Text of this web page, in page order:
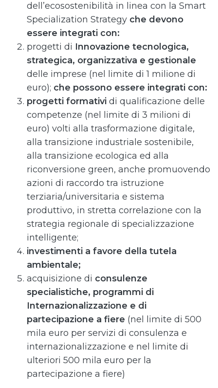
dell’ecosostenibilità in linea con la Smart
Specialization Strategy che devono
essere integrati con:
progetti di Innovazione tecnologica,
strategica, organizzativa e gestionale
delle imprese (nel limite di 1 milione di
euro); che possono essere integrati con:
progetti formativi di qualificazione delle
competenze (nel limite di 3 milioni di
euro) volti alla trasformazione digitale,
alla transizione industriale sostenibile,
alla transizione ecologica ed alla
riconversione green, anche promuovendo
azioni di raccordo tra istruzione
terziaria/universitaria e sistema
produttivo, in stretta correlazione con la
strategia regionale di specializzazione
intelligente;
investimenti a favore della tutela
ambientale;
acquisizione di consulenze
specialistiche, programmi di
Internazionalizzazione e di
partecipazione a fiere (nel limite di 500
mila euro per servizi di consulenza e
internazionalizzazione e nel limite di
ulteriori 500 mila euro per la
partecipazione a fiere)